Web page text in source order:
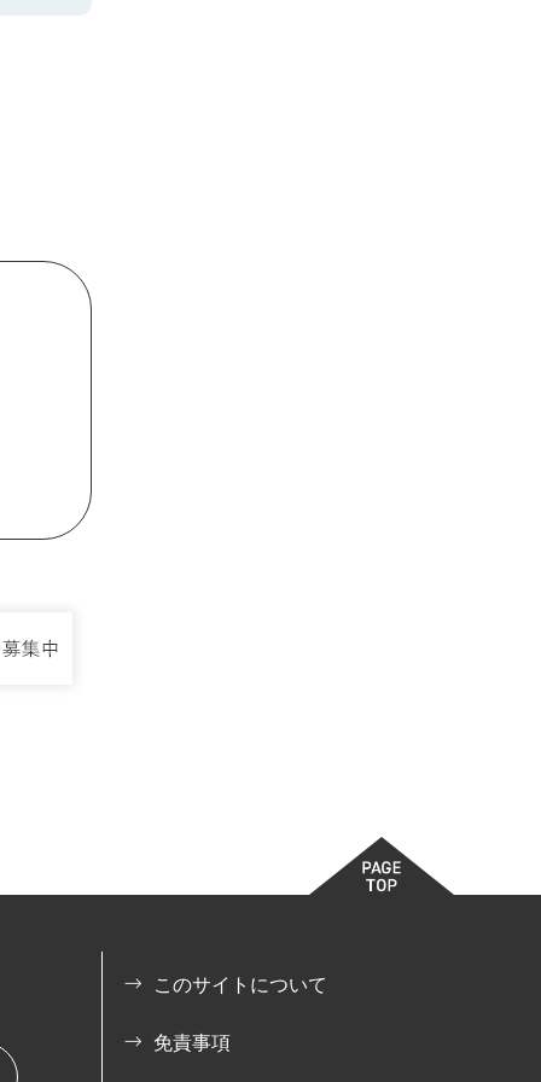
このサイトについて
免責事項